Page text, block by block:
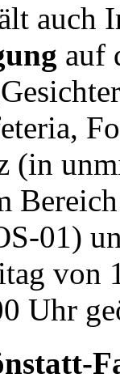
auch
auf
(in
01)
von
Uhr